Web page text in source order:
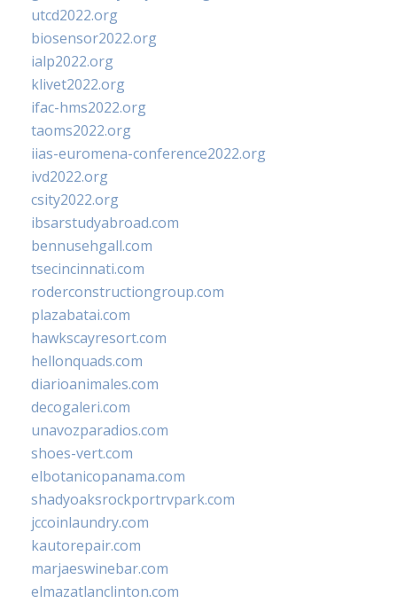
utcd2022.org
biosensor2022.org
ialp2022.org
klivet2022.org
ifac-hms2022.org
taoms2022.org
iias-euromena-conference2022.org
ivd2022.org
csity2022.org
ibsarstudyabroad.com
bennusehgall.com
tsecincinnati.com
roderconstructiongroup.com
plazabatai.com
hawkscayresort.com
hellonquads.com
diarioanimales.com
decogaleri.com
unavozparadios.com
shoes-vert.com
elbotanicopanama.com
shadyoaksrockportrvpark.com
jccoinlaundry.com
kautorepair.com
marjaeswinebar.com
elmazatlanclinton.com